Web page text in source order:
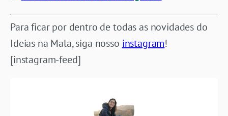
Para ficar por dentro de todas as novidades do
Ideias na Mala, siga nosso instagram!
[instagram-feed]